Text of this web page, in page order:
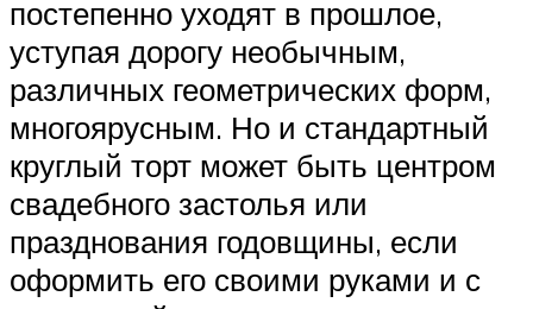
постепенно уходят в прошлое,
уступая дорогу необычным,
различных геометрических форм,
многоярусным. Но и стандартный
круглый торт может быть центром
свадебного застолья или
празднования годовщины, если
оформить его своими руками и с